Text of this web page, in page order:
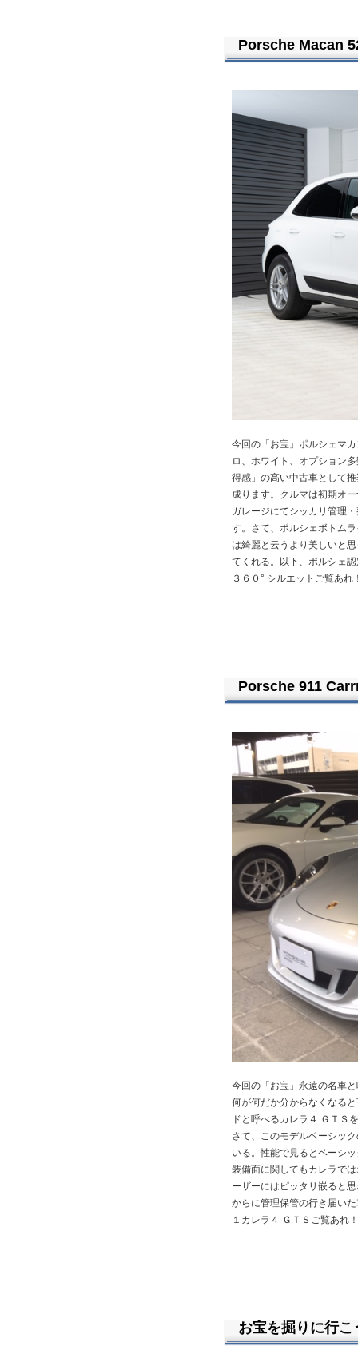
Porsche Macan
今回の「お宝」ポルシェマ
ロ、ホワイト、オプション
得感」の高い中古車として
成ります。クルマは初期オ
ガレージにてシッカリ管理
す。さて、ポルシェボトム
は綺麗と云うより美しいと
てくれる。以下、ポルシェ
３６０° シルエットご覧あれ
Porsche 911
今回の「お宝」永遠の名車
何が何だか分からなくなる
ドと呼べるカレラ４ ＧＴＳ
さて、このモデルベーシッ
いる。性能で見るとベーシ
装備面に関してもカレラで
ーザーにはピッタリ嵌ると
からに管理保管の行き届い
１カレラ４ ＧＴＳご覧あれ！
お宝を掘りに行こ